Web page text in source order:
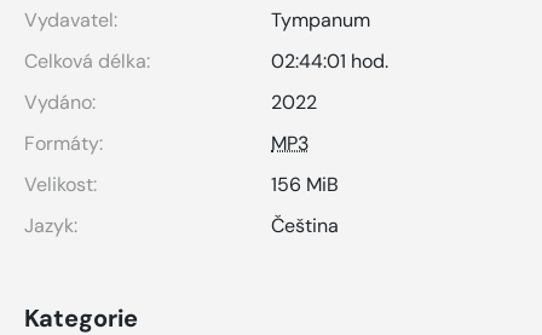
Vydavatel:
Tympanum
Celková délka:
02:44:01 hod.
Vydáno:
2022
Formáty:
MP3
Velikost:
156 MiB
Jazyk:
Čeština
Kategorie